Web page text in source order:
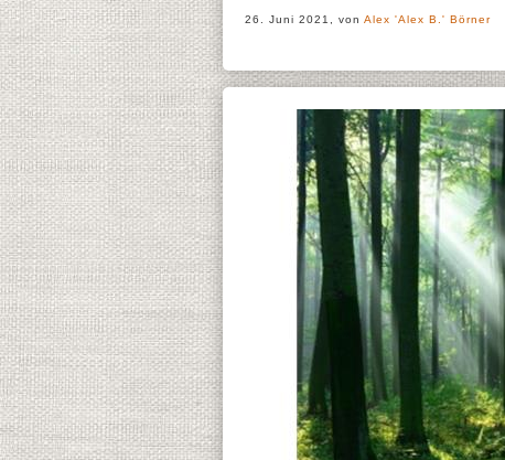
26. Juni 2021, von Alex 'Alex B.' Börner